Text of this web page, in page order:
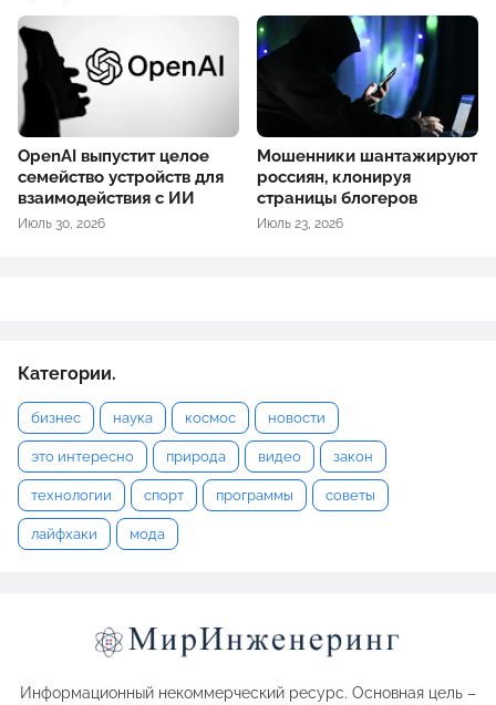
OpenAI выпустит целое
семейство устройств для
взаимодействия с ИИ
Июль 30, 2026
Мошенники шантажируют
россиян, клонируя
страницы блогеров
Июль 23, 2026
Категории.
бизнес наука космос новости
это интересно природа видео закон
технологии спорт программы советы
лайфхаки мода
Информационный некоммерческий ресурс. Основная цель –